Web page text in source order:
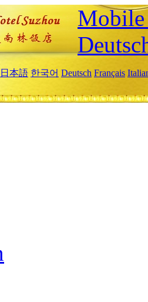
日本語 한국어 Deutsch Français